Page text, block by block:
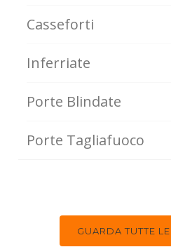
Casseforti
Inferriate
Porte Blindate
Porte Tagliafuoco
GUARDA TUTTE